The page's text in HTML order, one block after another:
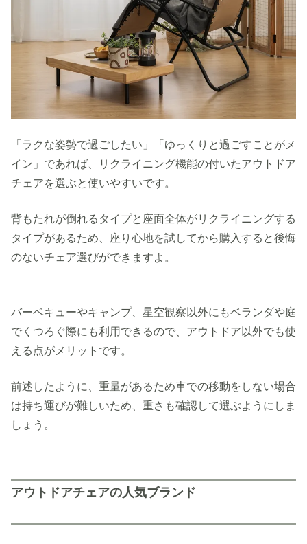
「ラクな姿勢で過ごしたい」「ゆっくりと過ごすことがメ
イン」であれば、リクライニング機能の付いたアウトドア
チェアを選ぶと使いやすいです。
背もたれが倒れるタイプと座面全体がリクライニングする
タイプがあるため、座り心地を試してから購入すると後悔
のないチェア選びができますよ。
バーベキューやキャンプ、星空観察以外にもベランダや庭
でくつろぐ際にも利用できるので、アウトドア以外でも使
える点がメリットです。
前述したように、重量があるため車での移動をしない場合
は持ち運びが難しいため、重さも確認して選ぶようにしま
しょう。
アウトドアチェアの人気ブランド